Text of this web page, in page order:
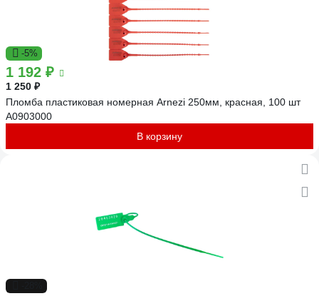
-5%
1 192 ₽
1 250 ₽
Пломба пластиковая номерная Arnezi 250мм, красная, 100 шт
A0903000
В корзину